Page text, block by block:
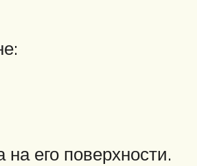
его поверхности.